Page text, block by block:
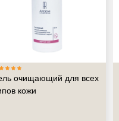
очищающий для всех
кожи